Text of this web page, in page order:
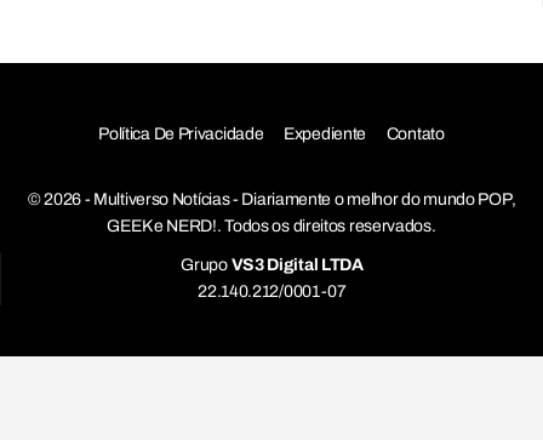
Política De Privacidade Expediente Contato
© 2026 - Multiverso Notícias - Diariamente o melhor do mundo POP,
GEEK e NERD!. Todos os direitos reservados.
Grupo VS3 Digital LTDA
22.140.212/0001-07